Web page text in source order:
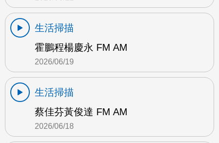
生活掃描
霍鵬程楊慶永 FM AM
2026/06/19
生活掃描
蔡佳芬黃俊達 FM AM
2026/06/18